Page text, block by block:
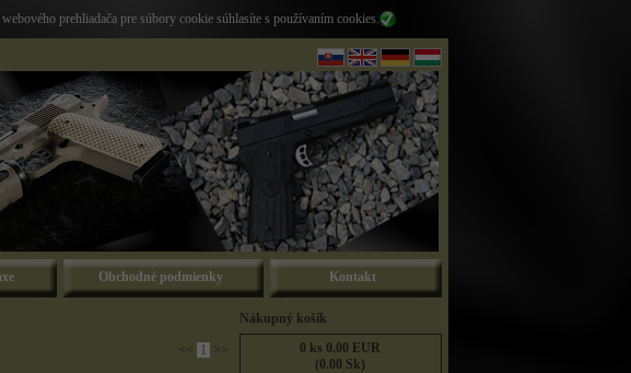
prehliadača pre súbory cookie súhlasíte s používaním cookies.
Obchodné podmienky Kontakt
<< 1 >>
Nákupný košík
0 ks 0.00 EUR
(0.00 Sk)